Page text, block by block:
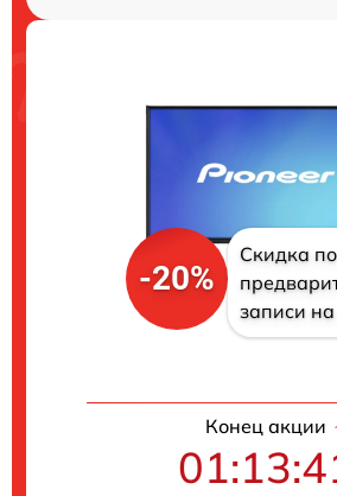
-20%
Скидка по
записи на
Конец акции